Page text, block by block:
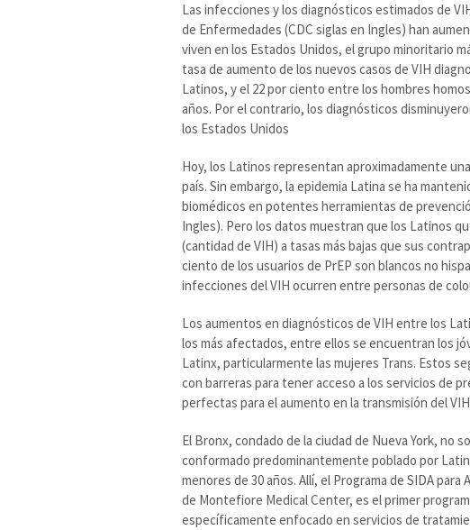
Las infecciones y los diagnósticos estimados de
de Enfermedades (CDC siglas en Ingles) han
viven en los Estados Unidos, el grupo minoritario
tasa de aumento de los nuevos casos de VIH
Latinos, y el 22 por ciento entre los hombres
años. Por el contrario, los diagnósticos
los Estados Unidos
Hoy, los Latinos representan aproximadamente
país. Sin embargo, la epidemia Latina se ha
biomédicos en potentes herramientas de
Ingles). Pero los datos muestran que los Latinos
(cantidad de VIH) a tasas más bajas que sus
ciento de los usuarios de PrEP son blancos no
infecciones del VIH ocurren entre personas de
Los aumentos en diagnósticos de VIH entre los
los más afectados, entre ellos se encuentran los
Latinx, particularmente las mujeres Trans. Estos
con barreras para tener acceso a los servicios de
perfectas para el aumento en la transmisión del
El Bronx, condado de la ciudad de Nueva York, no
conformado predominantemente poblado por
menores de 30 años. Allí, el Programa de SIDA
de Montefiore Medical Center, es el primer
específicamente enfocado en servicios de